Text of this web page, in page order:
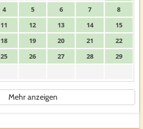
4 5 6 7
8
11 12 13 14
15
18 19 20 21
22
25 26 27 28
29
Mehr anzeigen